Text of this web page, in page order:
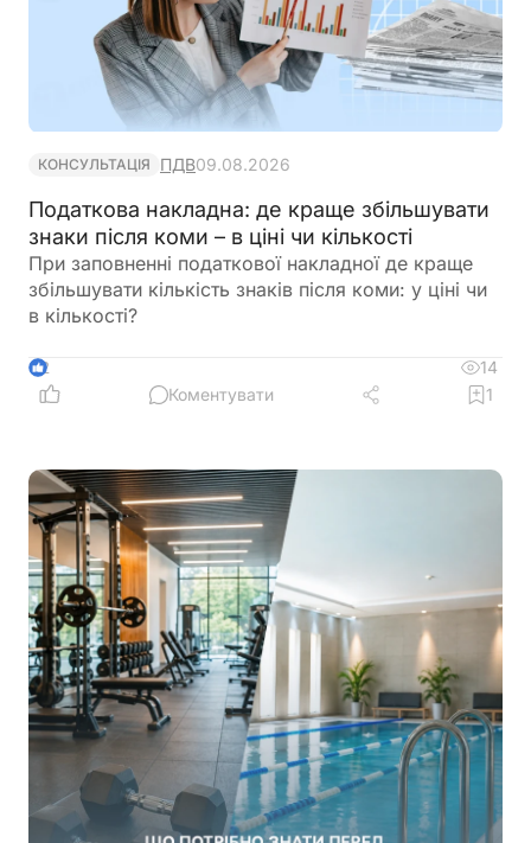
КОНСУЛЬТАЦІЯ ПДВ09.08.2026
Податкова накладна: де краще збільшувати
знаки після коми – в ціні чи кількості
При заповненні податкової накладної де краще
збільшувати кількість знаків після коми: у ціні чи
в кількості?
2
14
Коментувати
1